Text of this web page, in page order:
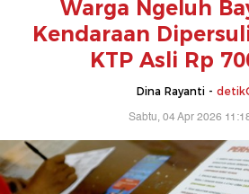
Warga Ngeluh
Kendaraan
KTP Asli Rp
Dina Rayanti -
Sabtu, 04 Apr 2026